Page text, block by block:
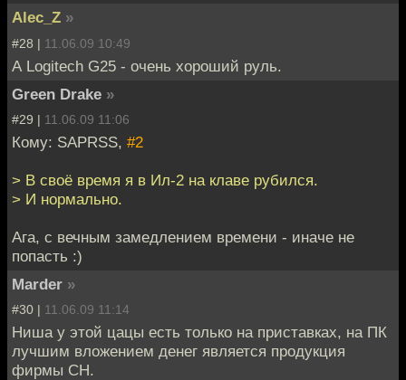
Alec_Z »
#28 | 11.06.09 10:49
А Logitech G25 - очень хороший руль.
Green Drake »
#29 | 11.06.09 11:06
Кому: SAPRSS, #2
> В своё время я в Ил-2 на клаве рубился.
> И нормально.
Ага, с вечным замедлением времени - иначе не
попасть :)
Marder »
#30 | 11.06.09 11:14
Ниша у этой цацы есть только на приставках, на ПК
лучшим вложением денег является продукция
фирмы CH.